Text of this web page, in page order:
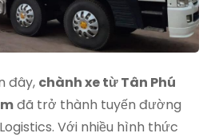
đây, chành xe từ Tân Phú
đã trở thành tuyến đường
Với nhiều hình thức